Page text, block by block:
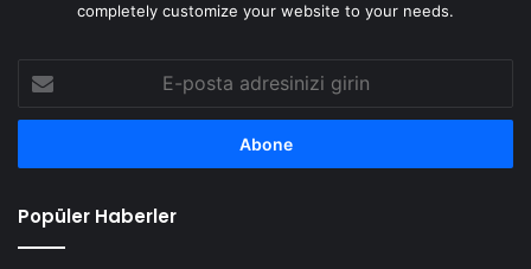
completely customize your website to your needs.
posta
adresinizi
Popüler Haberler